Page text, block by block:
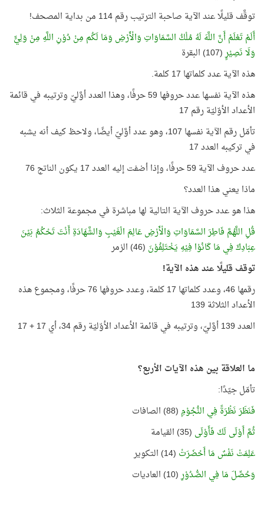
توقَّف قليلًا عند الآية صاحبة الترتيب رقم 114 من بداية المصحف!
أَلَمْ تَعْلَمْ أَنَّ اللَّهَ لَهُ مُلْكُ السَّمَاوَاتِ وَالْأَرْضِ وَمَا لَكُم مِنْ دُوْنِ اللَّهِ مِنْ وَلِيٍّ
وَلَا نَصِيْرٍ(107) البقرة
هذه الآية عدد كلماتها 17 كلمة.
هذه الآية نفسها عدد حروفها 59 حرفًا، وهذا العدد أوَّليّ وترتيبه في قائمة
الأعداد الأوّليّة رقم 17
تأمّل رقم الآية نفسها 107، وهو عدد أوَّليّ أيضًا، ولاحظ كيف أنه يشبه
في تركيبه العدد 17
عدد حروف الآية 59 حرفًا، وإذا أضفت إليه العدد 17 يكون الناتج 76
ماذا يعني هذا العدد؟
هذا هو عدد حروف الآية التالية لها مباشرة في مجموعة الثلاث:
قُلِ اللَّهُمَّ فَاطِرَ السَّمَاوَاتِ وَالْأَرْضِ عَالِمَ الْغَيْبِ وَالشَّهَادَةِ أَنْتَ تَحْكُمُ بَيْنَ
عِبَادِكَ فِي مَا كَانُوْا فِيْهِ يَخْتَلِفُوْنَ (46) الزمر
توقف قليلًا عند هذه الآية!
رقمها 46، وعدد كلماتها 17 كلمة، وعدد حروفها 76 حرفًا، ومجموع هذه
الأعداد الثلاثة 139
العدد 139 أوَّليّ، وترتيبه في قائمة الأعداد الأوّليّة رقم 34، أي 17 + 17
ما العلاقة بين هذه الآيات الأربع؟
تأمّل جيّدًا:
فَنَظَرَ نَظْرَةً فِي النُّجُوْمِ (88) الصافات
ثُمَّ أَوْلَى لَكَ فَأَوْلَى (35) القيامة
عَلِمَتْ نَفْسٌ مَا أَحْضَرَتْ (14) التكوير
وَحُصِّلَ مَا فِي الصُّدُوْرِ(10) العاديات